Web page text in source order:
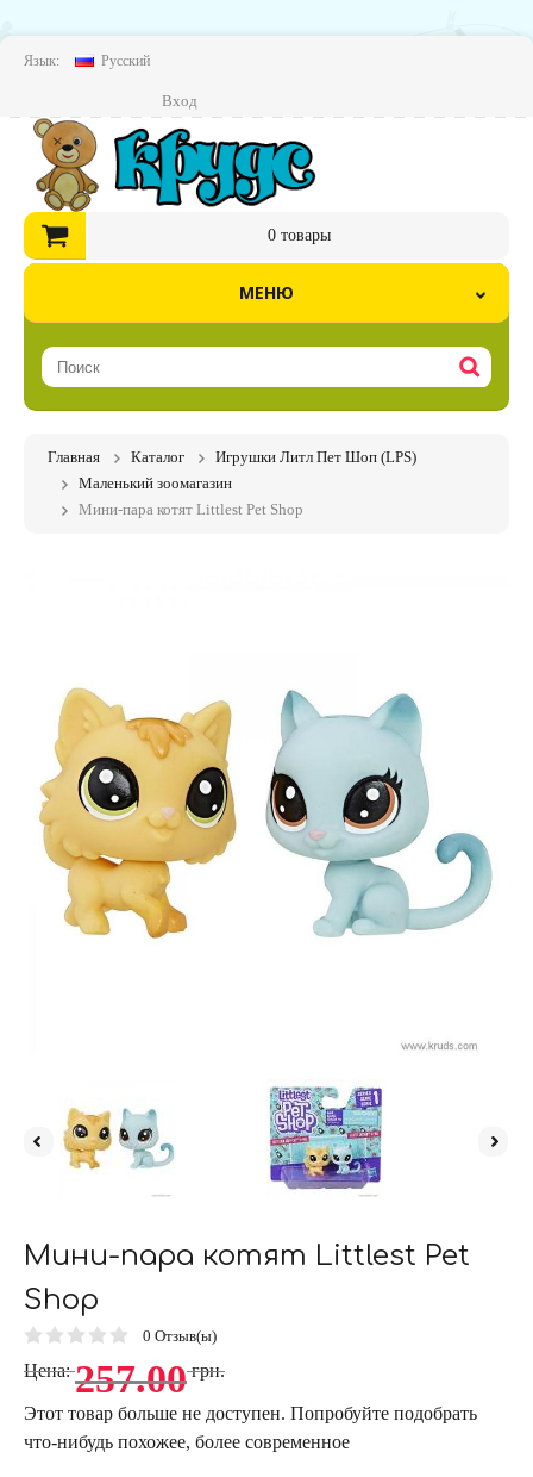
Язык: Русский
Вход
0товары
МЕНЮ
Главная Каталог
Игрушки Литл Пет Шоп (LPS)
Маленький зоомагазин
Мини-пара котят Littlest Pet Shop
Мини-пара котят Littlest Pet
Shop
0 Отзыв(ы)
Цена: 257.00 грн.
Этот товар больше не доступен. Попробуйте подобрать
что-нибудь похожее, более современное